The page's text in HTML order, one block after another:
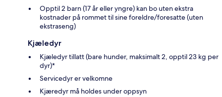
Opptil 2 barn (17 år eller yngre) kan bo uten ekstra
kostnader på rommet til sine foreldre/foresatte (uten
ekstraseng)
Kjæledyr
Kjæledyr tillatt (bare hunder, maksimalt 2, opptil 23 kg per
dyr)*
Servicedyr er velkomne
Kjæredyr må holdes under oppsyn